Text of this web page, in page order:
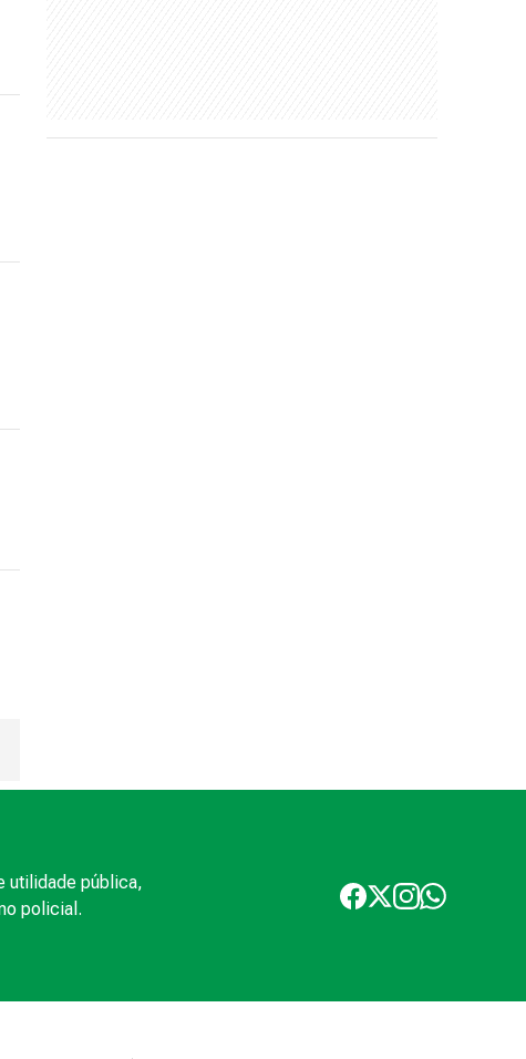
utilidade pública,
policial.